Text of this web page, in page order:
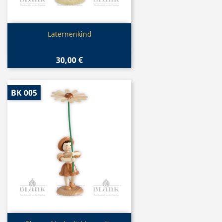
Vorschau
Laternenkind
30,00 €
BK 005